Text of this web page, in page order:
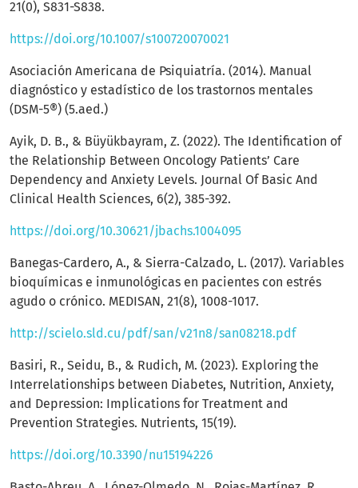
21(0), S831-S838.
https://doi.org/10.1007/s100720070021
Asociación Americana de Psiquiatría. (2014). Manual
diagnóstico y estadístico de los trastornos mentales
(DSM-5®) (5.aed.)
Ayik, D. B., & Büyükbayram, Z. (2022). The Identification of
the Relationship Between Oncology Patients’ Care
Dependency and Anxiety Levels. Journal Of Basic And
Clinical Health Sciences, 6(2), 385-392.
https://doi.org/10.30621/jbachs.1004095
Banegas-Cardero, A., & Sierra-Calzado, L. (2017). Variables
bioquímicas e inmunológicas en pacientes con estrés
agudo o crónico. MEDISAN, 21(8), 1008-1017.
http://scielo.sld.cu/pdf/san/v21n8/san08218.pdf
Basiri, R., Seidu, B., & Rudich, M. (2023). Exploring the
Interrelationships between Diabetes, Nutrition, Anxiety,
and Depression: Implications for Treatment and
Prevention Strategies. Nutrients, 15(19).
https://doi.org/10.3390/nu15194226